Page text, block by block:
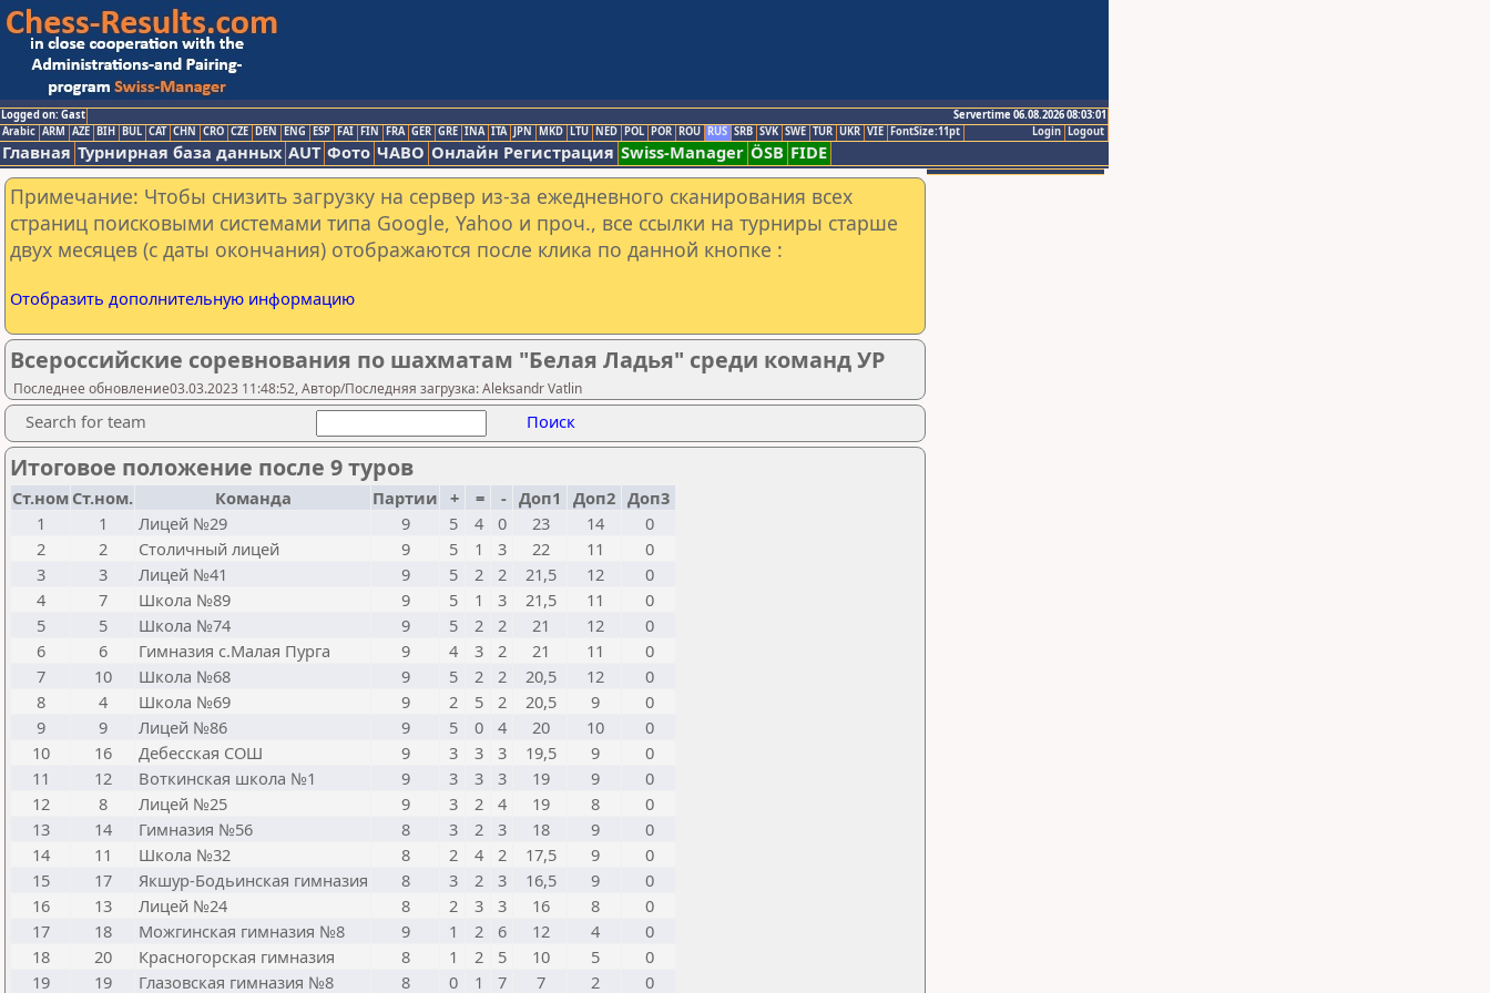
Logged on: Gast
Servertime 06.08.2026 08:03:01
Logout
Login
Arabic ARM AZE BIH BUL CAT CHN CRO CZE DEN ENG ESP FAI FIN FRA GER GRE INA ITA JPN MKD LTU NED POL POR ROU RUS SRB SVK SWE TUR UKR VIE FontSize:11pt
Главная Турнирная база данных AUT Фото ЧАВО Онлайн Регистрация Swiss-Manager ÖSB FIDE
Примечание: Чтобы снизить загрузку на сервер из-за ежедневного сканирования всех
страниц поисковыми системами типа Google, Yahoo и проч., все ссылки на турниры старше
двух месяцев (с даты окончания) отображаются после клика по данной кнопке :
Отобразить дополнительную информацию
Всероссийские соревнования по шахматам "Белая Ладья" среди команд УР
Последнее обновление03.03.2023 11:48:52, Автор/Последняя загрузка: Aleksandr Vatlin
Search for team Поиск
Итоговое положение после 9 туров
Ст.ном Ст.ном. Команда Партии + = - Доп1 Доп2 Доп3
1
1 Лицей №29 9 5 4 0 23 14
0
2
2 Столичный лицей 9 5 1 3 22 11
0
3
3 Лицей №41 9 5 2 2 21,5 12
0
4
7 Школа №89 9 5 1 3 21,5 11
0
5
5 Школа №74 9 5 2 2 21 12
0
6
6 Гимназия с.Малая Пурга 9 4 3 2 21 11
0
7
10 Школа №68 9 5 2 2 20,5 12
0
8
4 Школа №69 9 2 5 2 20,5 9
0
9
9 Лицей №86 9 5 0 4 20 10
0
10
16 Дебесская СОШ 9 3 3 3 19,5 9
0
11
12 Воткинская школа №1 9 3 3 3 19 9
0
12
8 Лицей №25 9 3 2 4 19 8
0
13
14 Гимназия №56 8 3 2 3 18 9
0
14
11 Школа №32 8 2 4 2 17,5 9
0
15
17 Якшур-Бодьинская гимназия 8 3 2 3 16,5 9
0
16
13 Лицей №24 8 2 3 3 16 8
0
17
18 Можгинская гимназия №8 9 1 2 6 12 4
0
18
20 Красногорская гимназия 8 1 2 5 10 5
0
19
19 Глазовская гимназия №8 8 0 1 7 7 2 0